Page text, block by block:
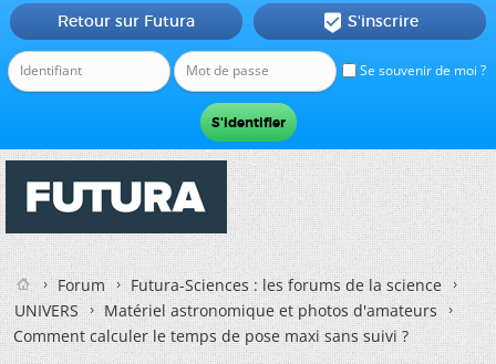
Se souvenir de moi ?
Retour sur Futura  S'inscrire
Forum
Futura-Sciences : les forums de la science
UNIVERS
Matériel astronomique et photos d'amateurs
Comment calculer le temps de pose maxi sans suivi ?